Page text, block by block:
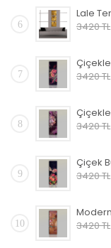
6
3420 TL
7
3420 TL
8
3420 TL
9
3420 TL
10
3420 TL